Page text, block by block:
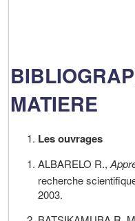
MATIERE
Les ouvrages
ALBARELO R.,
recherche
2003.